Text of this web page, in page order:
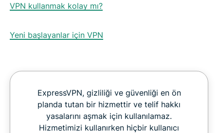
VPN kullanmak kolay mı?
Yeni başlayanlar için VPN
ExpressVPN, gizliliği ve güvenliği en ön
planda tutan bir hizmettir ve telif hakkı
yasalarını aşmak için kullanılamaz.
Hizmetimizi kullanırken hiçbir kullanıcı